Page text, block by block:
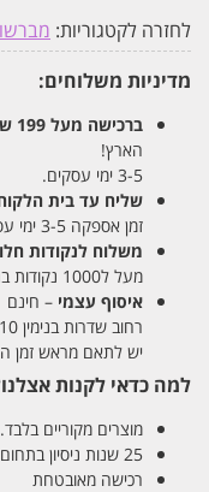
לחזרה לקטגוריות:
מדיניות משלוחים:
ברכישה מעל 199 ש"ח
הארץ!
3-5 ימי עסקים.
שליח עד בית
זמן אספקה 3-5 ימי עסקים.
משלוח לנקודות
מעל ל1000 נקודות ברחבי הארץ. זמן אספקה 5-8 ימי עסקים.
איסוף עצמי – חינם
רחוב שדרות בנימין 10 נתניה/ רחוב פנקס 12 נתניה – לבחירתכם
יש לתאם מראש זמן הגעה
למה כדאי לקנות
מוצרים מקוריים
25 שנות ניסיון בתחום מוצרי השיער והטיפוח
רכישה מאובטחת